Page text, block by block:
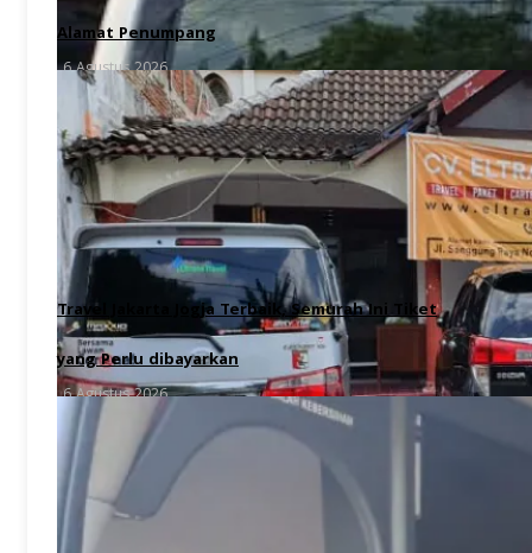
Alamat Penumpang
6 Agustus 2026
Travel Jakarta Jogja Terbaik, Semurah Ini Tiket
yang Perlu dibayarkan
6 Agustus 2026